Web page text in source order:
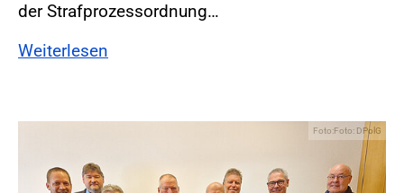
der Strafprozessordnung…
Weiterlesen
Foto:Foto: DPolG